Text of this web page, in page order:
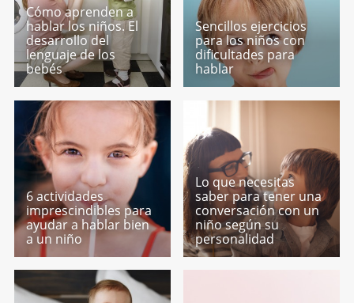
Cómo aprenden a
hablar los niños. El
desarrollo del
lenguaje de los
bebés
Sencillos ejercicios
para los niños con
dificultades para
hablar
6 actividades
imprescindibles para
ayudar a hablar bien
a un niño
Lo que necesitas
saber para tener una
conversación con un
niño según su
personalidad